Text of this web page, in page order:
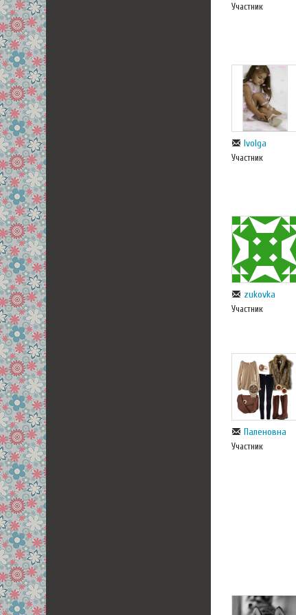
Участник
Ivolga
Участник
zukovka
Участник
Паленовна
Участник